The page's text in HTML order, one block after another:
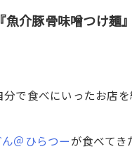
魚介豚骨味噌つけ麺
分で食べにいったお店
ん＠ひらつーが食べて